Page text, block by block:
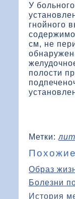
У
гнойного
см, не
полοсти
Метки:
Образ
Болезни
История